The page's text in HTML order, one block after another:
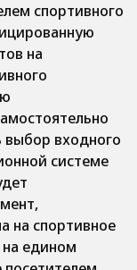
спортивного
на
выбор входного
системе
на спортивное
на едином